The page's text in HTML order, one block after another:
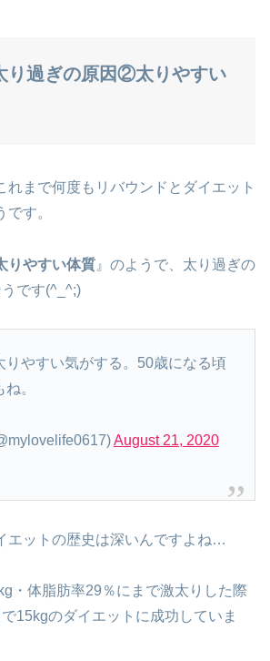
り過ぎの原因②太りやすい
れまで何度もリバウンドとダイエット
す。
りやすい体質 』のようで、太り過ぎの
です(^_^;)
りやすい気がする。50歳になる頃
。
August 21, 2020
エットの歴史は深いんですよね…
・体脂肪率29％にまで激太りした際
15kgのダイエットに成功していま